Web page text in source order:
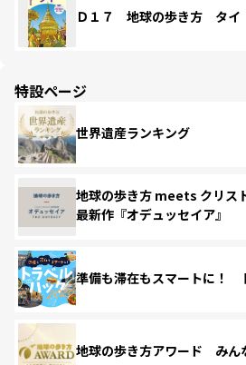
Ｄ１７ 地球の歩き方 タイ
特設ページ
世界遺産ランキング
地球の歩き方 meets クリス
最新作『オデュッセイア』
準備も滞在もスマートに！
地球の歩き方アワード みん